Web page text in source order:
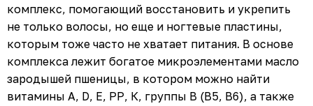
комплекс, помогающий восстановить и укрепить
не только волосы, но еще и ногтевые пластины,
которым тоже часто не хватает питания. В основе
комплекса лежит богатое микроэлементами масло
зародышей пшеницы, в котором можно найти
витамины А, D, Е, РР, К, группы В (В5, В6), а также